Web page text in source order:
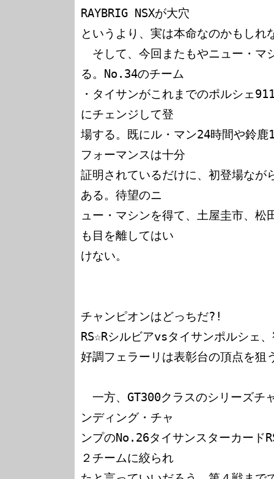
RAYBRIG NSXが大穴
というより、実は本命なのかもしれ
そして、今回またもやニュー・マ
る。No.34のチーム
・タイサンがこれまでのポルシェ
にチェンジして登
場する。既にル・マン24時間や鈴鹿
フォーマンスは十分
証明されているだけに、初登場なが
ある。待望のニ
ュー・マシンを得て、土屋圭市、松
も目を離してはい
けない。
チャンピオンはどっちだ?!
RS☆Rシルビアvsタイサンポルシェ
好調フェラーリは表彰台の頂点を狙
一方、GT300クラスのシリーズチ
ンディング・チャ
ンプのNo.26タイサンスターカード
２チームに絞られ